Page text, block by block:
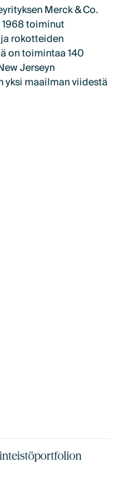
Merck & Co.
toiminut
rokotteiden
on toimintaa 140
Jerseyn
yksi maailman viidestä